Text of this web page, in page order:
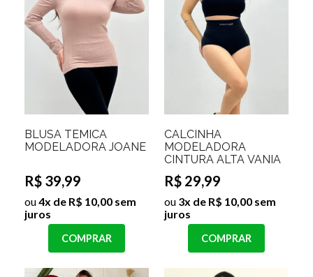
BLUSA TÉMICA
MODELADORA JOANE
R$ 39,99
ou4x de R$ 10,00 sem
juros
COMPRAR
CALCINHA
MODELADORA
CINTURA ALTA VANIA
R$ 29,99
ou 3x de R$ 10,00 sem
juros
COMPRAR